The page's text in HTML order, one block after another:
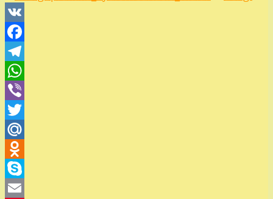
VK
Facebook
Telegram
WhatsApp
Viber
Twitter
Mail.Ru
Odnoklassniki
Skype